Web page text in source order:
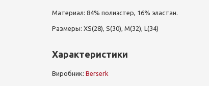
Материал: 84% полиэстер, 16% эластан.
Размеры: XS(28), S(30), M(32), L(34)
Характеристики
Виробник: Berserk